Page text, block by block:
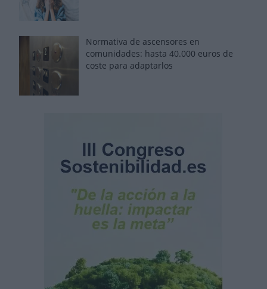
Normativa de ascensores en
comunidades: hasta 40.000 euros de
coste para adaptarlos